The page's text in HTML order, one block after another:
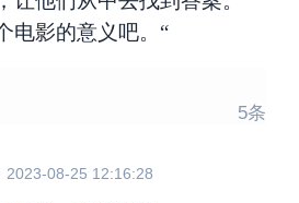
电影的意义吧。“
5条
2023-08-25 12:16:28